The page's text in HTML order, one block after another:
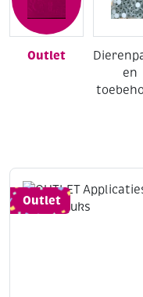
Outlet
en
Outlet